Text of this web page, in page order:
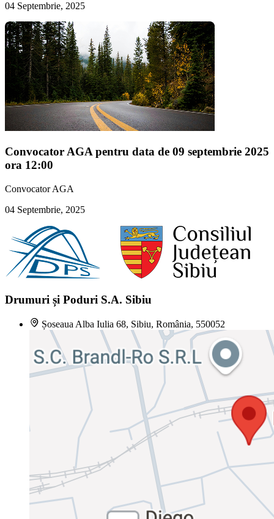
04 Septembrie, 2025
Convocator AGA pentru data de 09 septembrie 2025
ora 12:00
Convocator AGA
04 Septembrie, 2025
Drumuri și Poduri S.A. Sibiu
Șoseaua Alba Iulia 68, Sibiu, România, 550052